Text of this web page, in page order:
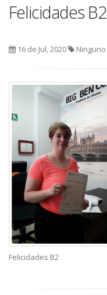
Felicidades B2
16 de Jul, 2020 Ninguno
Felicidades B2